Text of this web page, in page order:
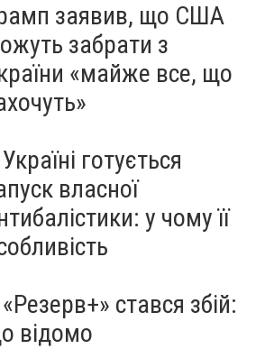
заявив, що США
забрати з
«майже все, що
готується
власної
у чому її
стався збій:
відомо